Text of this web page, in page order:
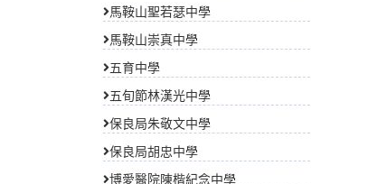
馬鞍山聖若瑟中學
馬鞍山崇真中學
五育中學
五旬節林漢光中學
保良局朱敬文中學
保良局胡忠中學
博愛醫院陳楷紀念中學